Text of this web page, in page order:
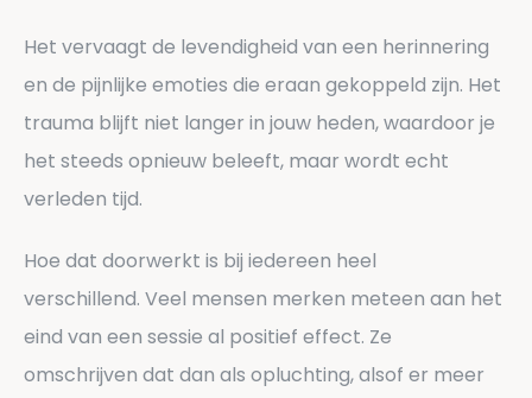
Het vervaagt de levendigheid van een herinnering
en de pijnlijke emoties die eraan gekoppeld zijn. Het
trauma blijft niet langer in jouw heden, waardoor je
het steeds opnieuw beleeft, maar wordt echt
verleden tijd.
Hoe dat doorwerkt is bij iedereen heel
verschillend. Veel mensen merken meteen aan het
eind van een sessie al positief effect. Ze
omschrijven dat dan als opluchting, alsof er meer